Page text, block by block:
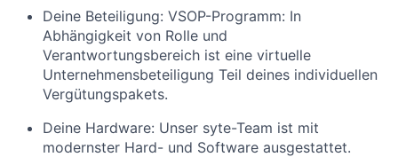
Deine Beteiligung: VSOP-Programm: In
Abhängigkeit von Rolle und
Verantwortungsbereich ist eine virtuelle
Unternehmensbeteiligung Teil deines individuellen
Vergütungspakets.
Deine Hardware: Unser syte-Team ist mit
modernster Hard- und Software ausgestattet.